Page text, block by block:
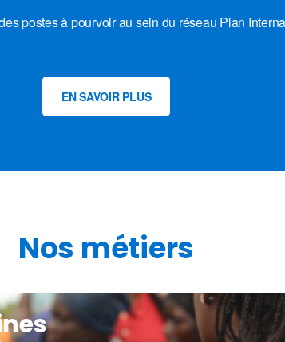
postes à pourvoir au sein du réseau Plan
EN SAVOIR PLUS
Nos métiers